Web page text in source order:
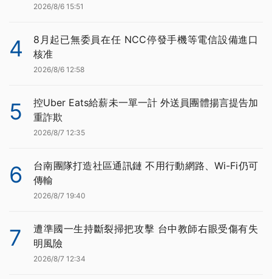
2026/8/6 15:51
4
8月起已無委員在任 NCC停發手機等電信設備進口
核准
2026/8/6 12:58
5
控Uber Eats給薪未一單一計 外送員團體揚言提告加
重詐欺
2026/8/7 12:35
6
台南團隊打造社區通訊鏈 不用行動網路、Wi-Fi仍可
傳輸
2026/8/7 19:40
7
遭準國一生持斷裂掃把攻擊 台中教師右眼受傷有失
明風險
2026/8/7 12:34